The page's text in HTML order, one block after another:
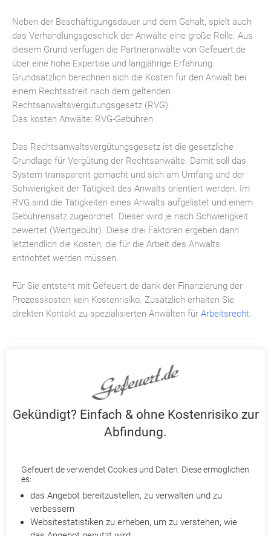
Neben der Beschäftigungsdauer und dem Gehalt, spielt auch
das Verhandlungsgeschick der Anwälte eine große Rolle. Aus
diesem Grund verfügen die Partneranwälte von Gefeuert.de
über eine hohe Expertise und langjährige Erfahrung.
Grundsätzlich berechnen sich die Kosten für den Anwalt bei
einem Rechtsstreit nach dem geltenden
Rechtsanwaltsvergütungsgesetz (RVG).
Das kosten Anwälte: RVG-Gebühren
Das Rechtsanwaltsvergütungsgesetz ist die gesetzliche
Grundlage für Vergütung der Rechtsanwälte. Damit soll das
System transparent gemacht und sich am Umfang und der
Schwierigkeit der Tätigkeit des Anwalts orientiert werden. Im
RVG sind die Tätigkeiten eines Anwalts aufgelistet und einem
Gebührensatz zugeordnet. Dieser wird je nach Schwierigkeit
bewertet (Wertgebühr). Diese drei Faktoren ergeben dann
letztendlich die Kosten, die für die Arbeit des Anwalts
entrichtet werden müssen.
Für Sie entsteht mit Gefeuert.de dank der Finanzierung der
Prozesskosten kein Kostenrisiko. Zusätzlich erhalten Sie
direkten Kontakt zu spezialisierten Anwälten für Arbeitsrecht.
Abfindung berechnen
Wohl dem, der nach einer Kündigung wenigstens eine
Abfindung erhält. Immerhin kann sich der Betroffene
durch diese Einmalzahlung des Arbeitgebers über ein
finanzielles Polster für die voraussichtlich schwierige Zeit
der Arbeitslosigkeit freuen. Ob der Abfindungsbetrag eher
Gekündigt? Einfach & ohne Kostenrisiko zur
Abfindung.
Gefeuert.de verwendet Cookies und Daten. Diese ermöglichen
es:
das Angebot bereitzustellen, zu verwalten und zu
verbessern
Websitestatistiken zu erheben, um zu verstehen, wie